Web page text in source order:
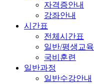
자격증안내
강좌안내
시간표
전체시간표
일반/평생교
국비훈련
일반과정
일반수강안내